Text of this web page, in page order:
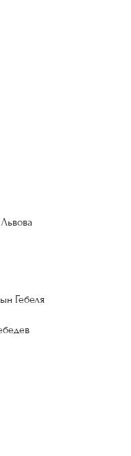
Гебеля